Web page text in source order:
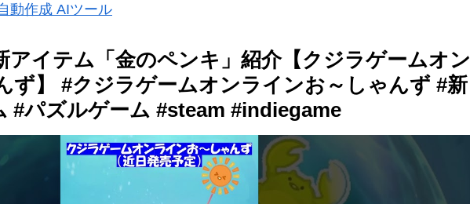
動作成 AIツール
アイテム「金のペンキ」紹介【クジラゲームオン
ず】 #クジラゲームオンラインお～しゃんず #新
#パズルゲーム #steam #indiegame